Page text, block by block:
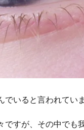
いると言われていま
すが、その中でも